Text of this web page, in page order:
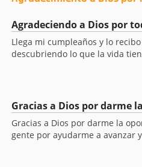
Agradeciendo a Dios por
Llega mi cumpleaños y lo
descubriendo lo que la vida
Gracias a Dios por darme
Gracias a Dios por darme la
gente por ayudarme a avanzar